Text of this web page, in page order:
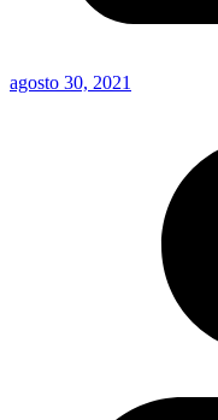
agosto 30, 2021